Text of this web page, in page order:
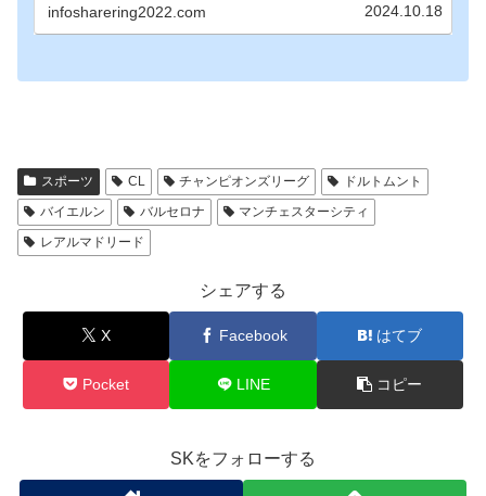
infosharering2022.com 2024.10.18
スポーツ CL チャンピオンズリーグ
ドルトムント
バイエルン
バルセロナ
マンチェスターシティ
レアルマドリード
シェアする
X Facebook はてブ
Pocket LINE コピー
SKをフォローする